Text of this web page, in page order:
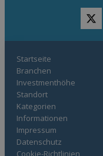
Startseite
Branchen
Investmenthöhe
Standort
Kategorien
Informationen
Impressum
Datenschutz
Cookie-Richtlinien